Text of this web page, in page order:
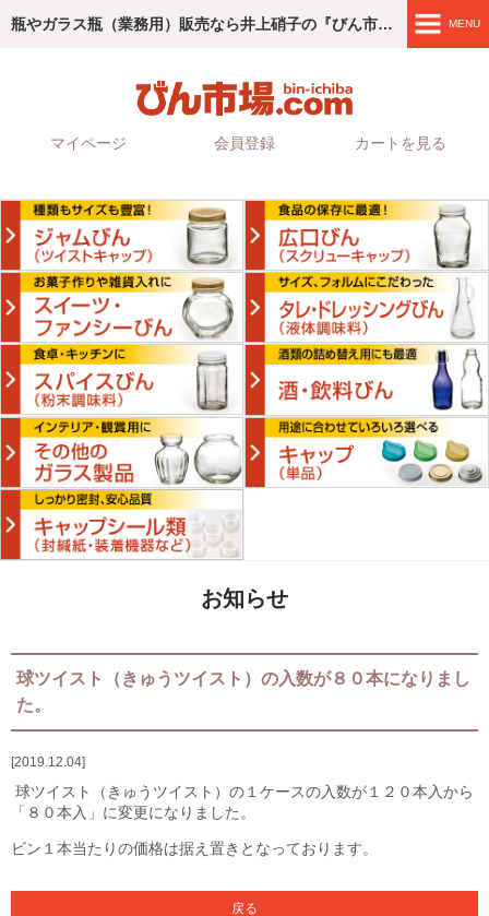
瓶やガラス瓶（業務用）販売なら井上硝子の『びん市場.com』
マイページ 会員登録 カートを見る
MENU
会社情報
お問い合わせ
お知らせ
2019.12.04
球ツイスト（きゅうツイスト）の入数が８０本になりまし
た。
球ツイスト（きゅうツイスト）の１ケースの入数が１２０本入から
「８０本入」に変更になりました。
ビン１本当たりの価格は据え置きとなっております。
戻る